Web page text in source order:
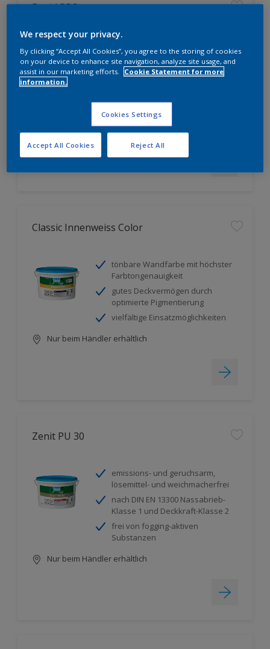
Rapid PRO
beanspruchte Oberflächen
tönbare Innenfarbe mit höchster
Nur beim Händler erhältlich
Classic Innenweiss Color
tönbare Wandfarbe mit höchster
Farbtongenauigkeit
gutes Deckvermögen durch
optimierte Pigmentierung
vielfältige Einsatzmöglichkeiten
Nur beim Händler erhältlich
Zenit PU 30
emissions- und geruchsarm,
lösemittel- und weichmacherfrei
nach DIN EN 13300 Nassabrieb-
Klasse 1 und Deckkraft-Klasse 2
frei von fogging-aktiven
Substanzen
Nur beim Händler erhältlich
We respect your privacy.
By clicking “Accept All Cookies”, you agree to the storing of cookies
on your device to enhance site navigation, analyze site usage, and
assist in our marketing efforts.
Cookie Statement for more
information.
Cookies Settings
Reject All
Accept All Cookies